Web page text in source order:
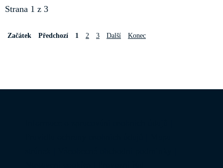
Strana 1 z 3
Začátek Předchozí 1 2 3 Další Konec